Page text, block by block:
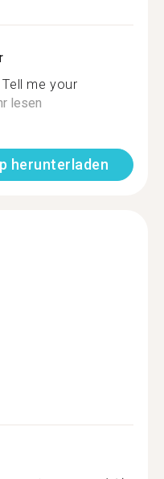
me your
lesen
herunterladen